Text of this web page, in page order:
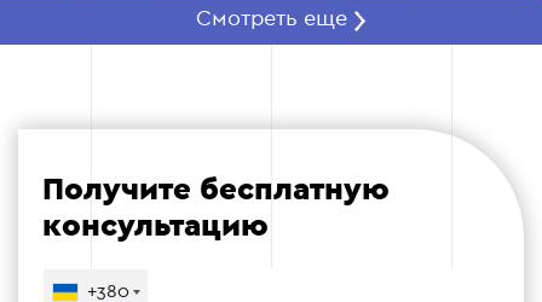
Мы ежедневно следим за результатами, чтобы
engagement rate, цена клика, конверсия и
стоимость лида, немедленно заменяя
креативы, которые «выгорают».
Проводим постоянное A/B тестирование
Смотреть еще
Получите бесплатную
консультацию
+380